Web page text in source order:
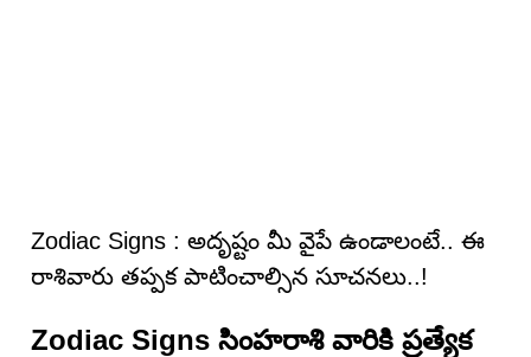
Zodiac Signs : అదృష్టం మీ వైపే ఉండాలంటే.. ఈ
రాశివారు తప్పక పాటించాల్సిన సూచనలు..!
Zodiac Signs సింహరాశి వారికి ప్రత్యేక